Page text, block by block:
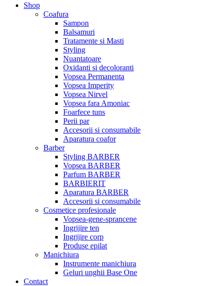
Shop
Coafura
Sampon
Balsamuri
Tratamente si Masti
Styling
Nuantatoare
Oxidanti si decoloranti
Vopsea Permanenta
Vopsea Imperity
Vopsea Nirvel
Vopsea fara Amoniac
Foarfece tuns
Perii par
Accesorii si consumabile
Aparatura coafor
Barber
Styling BARBER
Vopsea BARBER
Parfum BARBER
BARBIERIT
Aparatura BARBER
Accesorii si consumabile
Cosmetice profesionale
Vopsea-gene-sprancene
Ingrijire ten
Ingrijire corp
Produse epilat
Manichiura
Instrumente manichiura
Geluri unghii Base One
Contact